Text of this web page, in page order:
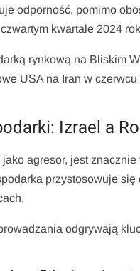
odporność, pomimo
kwartale 2024
rynkową na Bliskim
USA na Iran w
Izrael a
agresor, jest
przystosowuje
odgrywają